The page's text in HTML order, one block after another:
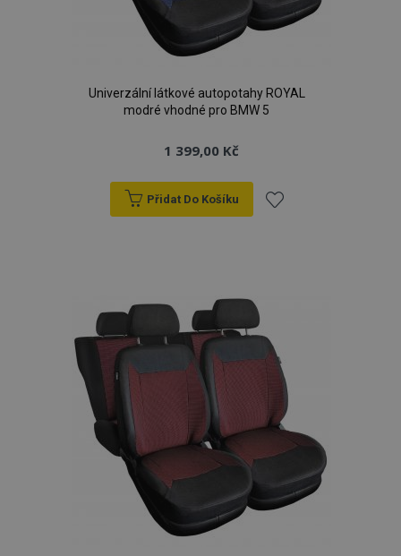
Univerzální látkové autopotahy ROYAL
modré vhodné pro BMW 5
1 399,00 Kč
Přidat Do Košíku